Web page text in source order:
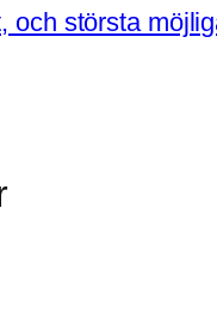
och största